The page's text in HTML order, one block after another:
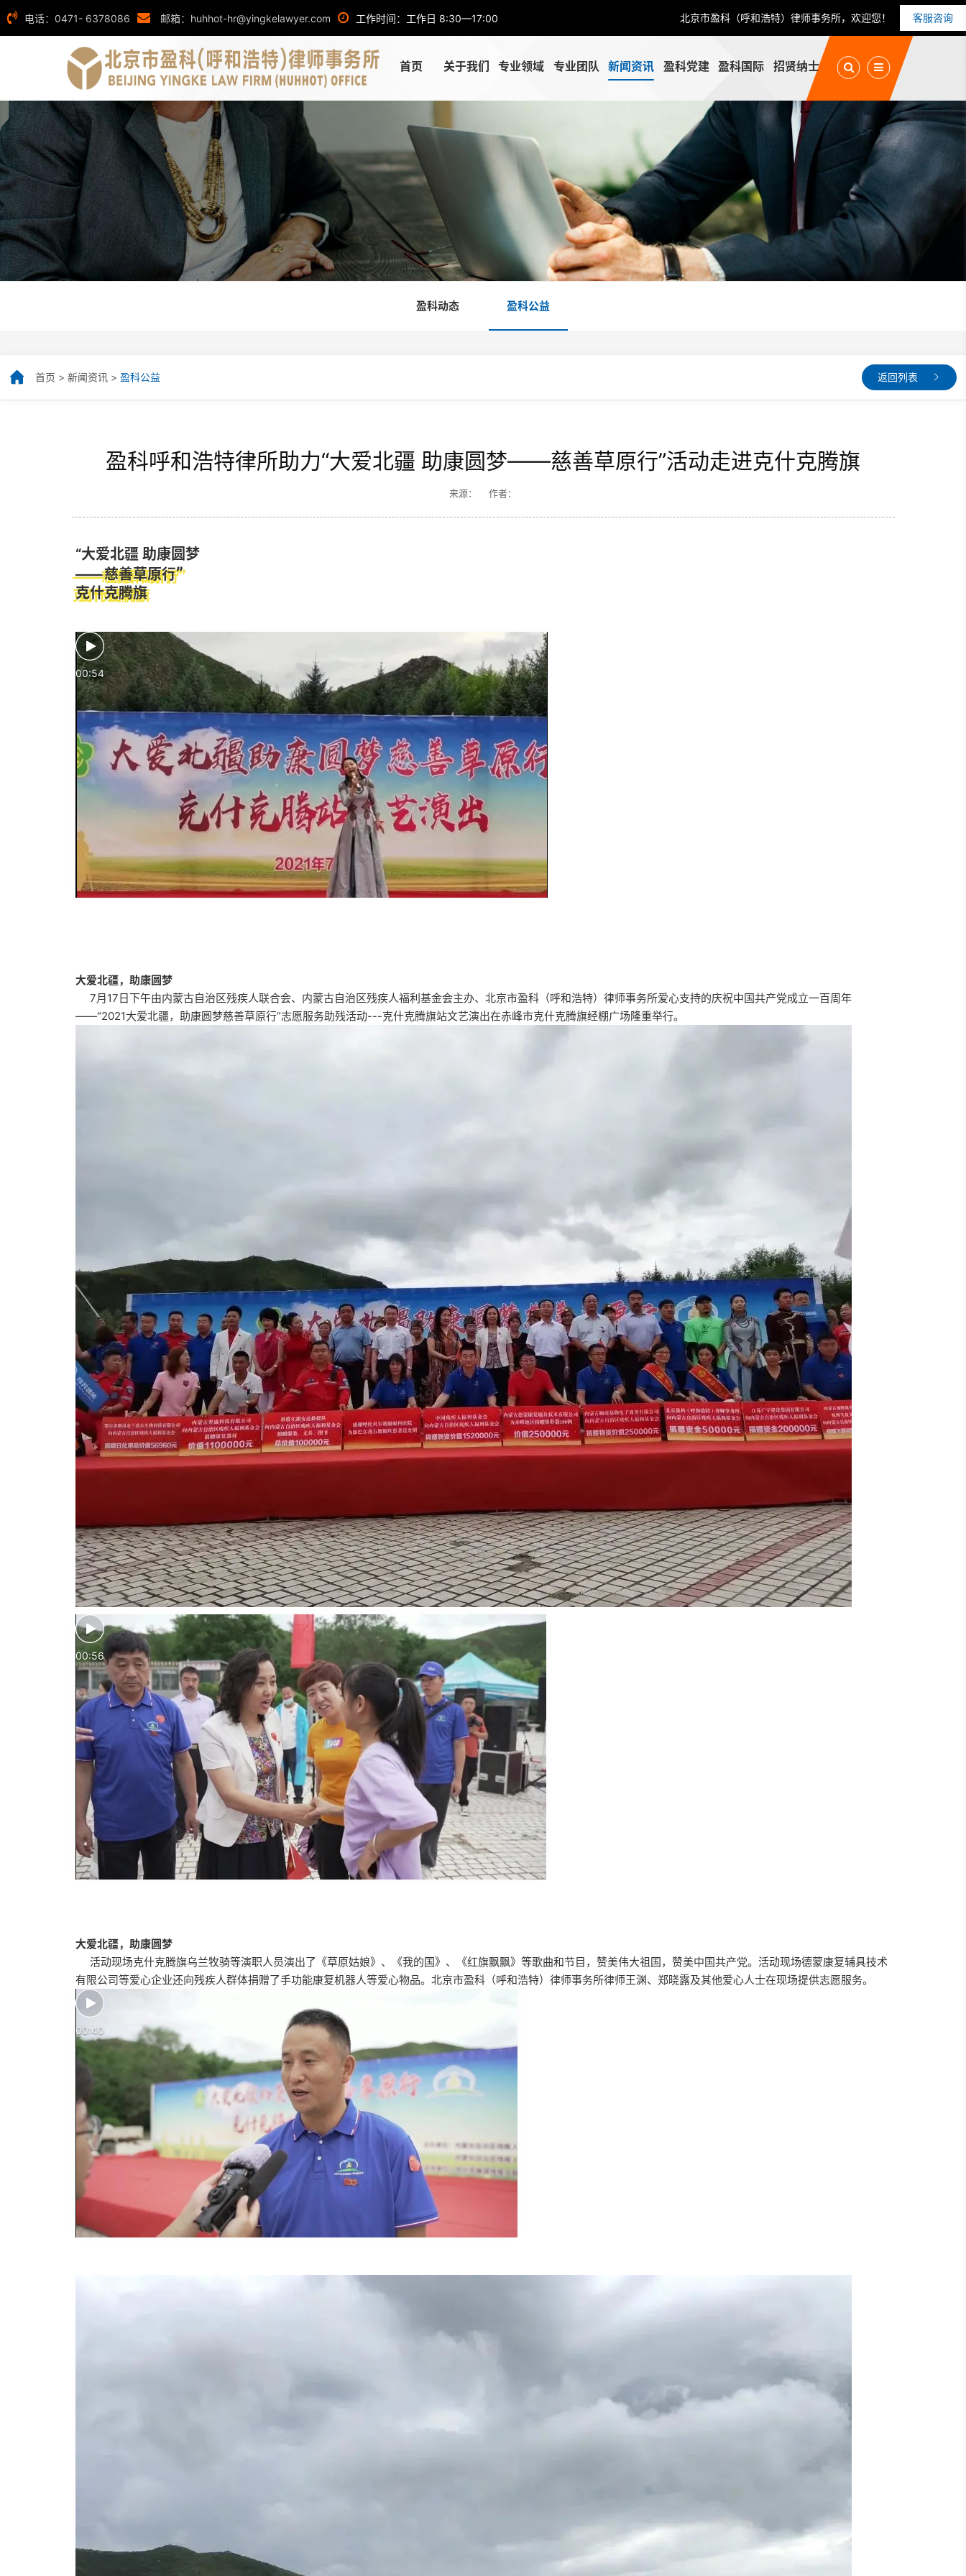
电话：0471- 6378086 邮箱：huhhot-hr@yingkelawyer.com 工作时间：工作日 8:30—17:00 北京市盈科（呼和浩特）律师事务所，欢迎您！ 客服咨询
首页 关于我们 专业领域 专业团队 新闻资讯 盈科党建 盈科国际 招贤纳士
盈科动态 盈科公益
首页 >新闻资讯 >盈科公益 返回列表
盈科呼和浩特律所助力“大爱北疆 助康圆梦——慈善草原行”活动走进克什克腾旗
来源： 作者：
“大爱北疆 助康圆梦
——慈善草原行”
克什克腾旗
00:54
大爱北疆，助康圆梦
7月17日下午由内蒙古自治区残疾人联合会、内蒙古自治区残疾人福利基金会主办、北京市盈科（呼和浩特）律师事务所爱心支持的庆祝中国共产党成立一百周年
——“2021大爱北疆，助康圆梦慈善草原行”志愿服务助残活动---克什克腾旗站文艺演出在赤峰市克什克腾旗经棚广场隆重举行。
00:56
大爱北疆，助康圆梦
活动现场克什克腾旗乌兰牧骑等演职人员演出了《草原姑娘》、《我的国》、《红旗飘飘》等歌曲和节目，赞美伟大祖国，赞美中国共产党。活动现场德蒙康复辅具技术
有限公司等爱心企业还向残疾人群体捐赠了手功能康复机器人等爱心物品。北京市盈科（呼和浩特）律师事务所律师王渊、郑晓露及其他爱心人士在现场提供志愿服务。
00:40